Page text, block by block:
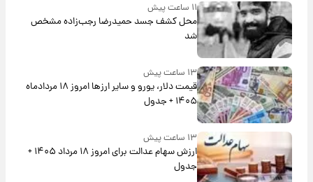
۱۱ ساعت پیش
محل کشف جسد حمیدرضا رجب‌زاده مشخص
شد
۱۳ ساعت پیش
قیمت دلار، یورو و سایر ارزها امروز ۱۸ مردادماه
۱۴۰۵ + جدول
۱۳ ساعت پیش
ارزش سهام عدالت برای امروز ۱۸ مرداد ۱۴۰۵ +
جدول